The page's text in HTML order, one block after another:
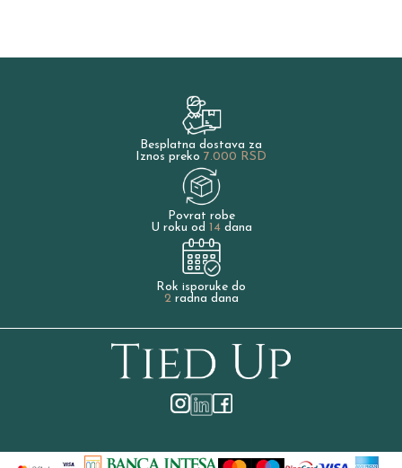
Besplatna dostava za
Iznos preko 7.000 RSD
Povrat robe
U roku od 14dana
Rok isporuke do
2radna dana